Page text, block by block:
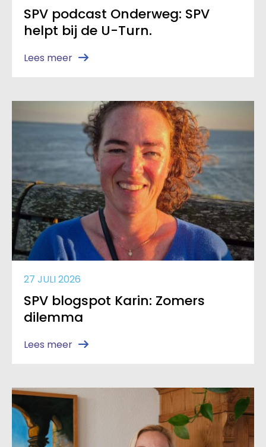
SPV podcast Onderweg: SPV
helpt bij de U-Turn.
Lees meer
27 JULI 2026
SPV blogspot Karin: Zomers
dilemma
Lees meer